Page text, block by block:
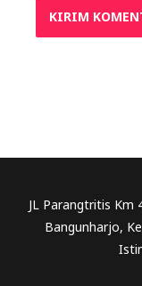
JL Parangtritis Km
Bangunharjo,